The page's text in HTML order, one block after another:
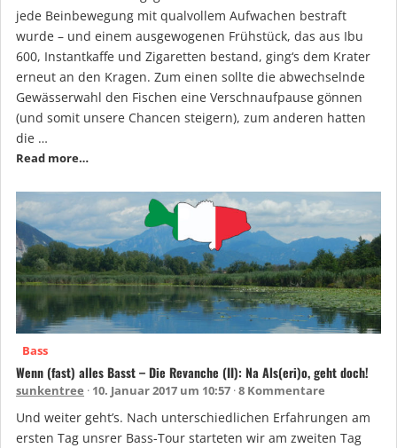
jede Beinbewegung mit qualvollem Aufwachen bestraft
wurde – und einem ausgewogenen Frühstück, das aus Ibu
600, Instantkaffe und Zigaretten bestand, ging‘s dem Krater
erneut an den Kragen. Zum einen sollte die abwechselnde
Gewässerwahl den Fischen eine Verschnaufpause gönnen
(und somit unsere Chancen steigern), zum anderen hatten
die …
Read more…
Bass
Wenn (fast) alles Basst – Die Revanche (II): Na Als(eri)o, geht doch!
sunkentree 10. Januar 2017 um 10:57 8 Kommentare
Und weiter geht’s. Nach unterschiedlichen Erfahrungen am
ersten Tag unsrer Bass-Tour starteten wir am zweiten Tag